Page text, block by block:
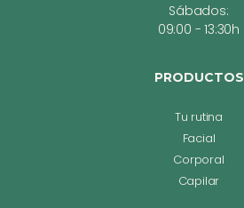
Sábados:
09:00 - 13:30h
PRODUCTOS
Tu rutina
Facial
Corporal
Capilar